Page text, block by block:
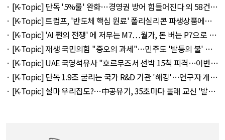
· [K-Topic] 단독 '5%룰' 완화…경영권 방어 힘들어진다 외 58건 -
August 7, 2026
· [K-Topic] 트럼프, '반도체 핵심 원료' 폴리실리콘 파생상품에
15% 관세 외 27건 - August 7, 2026
· [K-Topic] 'AI 쩐의 전쟁' 에 저무는 M7…월가, 돈 버는 P7으로 갈
아타나 외 30건 - August 8, 2026
· [K-Topic] 재생 국민의힘 "증오의 과세"…민주도 '발등의 불' 외
53건 - August 7, 2026
· [K-Topic] UAE 국영석유사 "호르무즈서 선박 15척 피격…이번주
에도 3척" 외 9건 - August 8, 2026
· [K-Topic] 단독 1.9조 굴리는 국가 R&D 기관 '해킹'…연구자 개인
정보 몽땅 유출 외 48건 - August 7, 2026
· [K-Topic] 설마 우리집도?…中공유기, 35초마다 몰래 교신 '발칵'